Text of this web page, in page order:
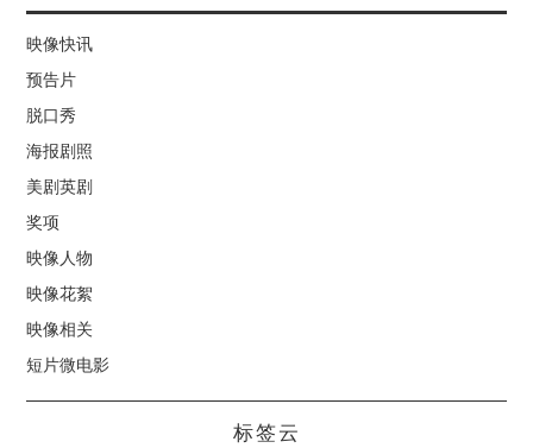
映像快讯
预告片
脱口秀
海报剧照
美剧英剧
奖项
映像人物
映像花絮
映像相关
短片微电影
标签云